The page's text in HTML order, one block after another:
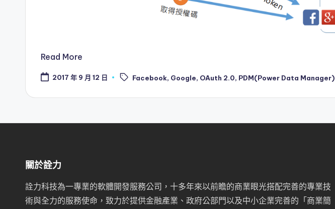
Read More
2017 年 9 月 12 日
Tags: Facebook, Google, OAuth 2.0, PDM(Power Data Manager)
關於詮力
詮力科技為一專業的軟體開發服務公司，十多年來以前瞻的商業眼光搭配完善的專業技
術與全力的服務使命，致力於提供金融產業、政府公部門以及中小企業完善的「 商業簡